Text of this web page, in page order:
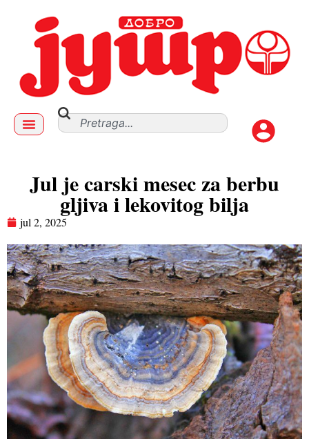
Jul je carski mesec za berbu
gljiva i lekovitog bilja
jul 2, 2025